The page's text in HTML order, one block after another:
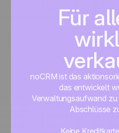
Für
noCRM ist das
das entwickelt
Verwaltungsaufwand zu
Abschlüsse
Keine